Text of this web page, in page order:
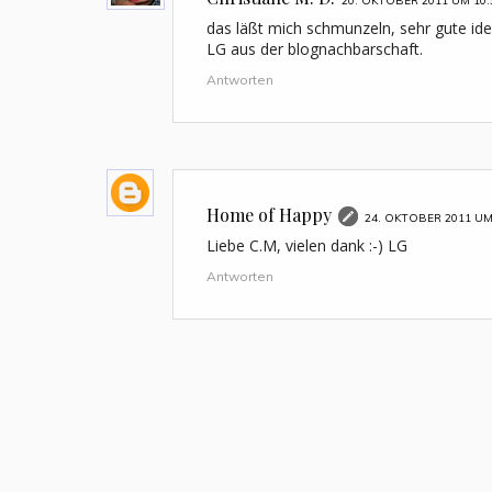
das läßt mich schmunzeln, sehr gute
LG aus der blognachbarschaft.
Antworten
Home of Happy 24. OKTOBER 2011
Liebe C.M, vielen dank :-) LG
Antworten